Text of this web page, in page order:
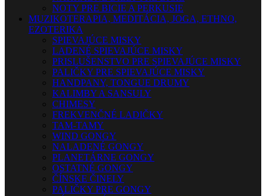
NOTY PRE BICIE A PERKUSIE
MUZIKOTERAPIA, MEDITÁCIA, JOGA, ETHNO,
EZOTERIKA
SPIEVAJÚCE MISKY
LADENÉ SPIEVAJÚCE MISKY
PRISLUŠENSTVO PRE SPIEVAJÚCE MISKY
PALIČKY PRE SPIEVAJÚCE MISKY
HANDPANY, TONGUE DRUMY
KALIMBY A SANSULY
CHIMESY
FREKVENČNÉ LADIČKY
TAM-TAMY
WIND GONGY
NALADENÉ GONGY
PLANETÁRNE GONGY
OSTATNÉ GONGY
ČÍNSKE ČINELY
PALIČKY PRE GONGY